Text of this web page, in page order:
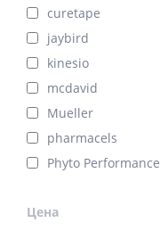
curetape
jaybird
kinesio
mcdavid
Mueller
pharmacels
Phyto Performance
Цена